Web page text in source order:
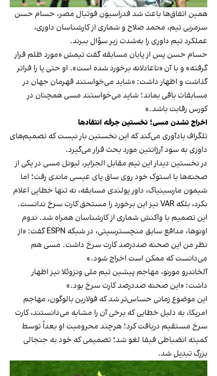
همین اتفاق‌ها باعث شد فدراسیون فوتبال مصر، حسام حسن
سرمربی تیم، محمد صلاح و شماری از کارشناسان داوری،
عملکرد تیم داوری را به‌شدت زیر سؤال ببرند.
حسام حسن پس از پایان مسابقه گفت تیمش «مورد ظلم قرار
گرفته» و با آن «ناعادلانه برخورد شده است». او حتی پا را فراتر
گذاشت و اظهار داشت: «شاید می‌خواستند قهرمان جهان در
مسابقات باقی بماند؛ شاید می‌خواستند مسی همچنان در
کورس رقابت باشد.»
اخراج نشدن مسی؛ نخستین جرقه انتقادها
تلگراف یادآوری می‌کند که این نخستین بار نیست که تصمیم‌های
داوری به سود آرژانتین مورد بحث قرار می‌گیرد.
در نخستین دیدار این تیم مقابل الجزایر، لیونل مسی در یکی از
صحنه‌ها با استوک خود روی ساق پای عیسی ماندی رفت؛ اما
شیمون مارسینیاک، داور پولندی مسابقه، نه تنها خطایی اعلام
نکرد، بلکه VAR نیز این برخورد را مستحق کارت سرخ ندانست.
این تصمیم با واکنش شماری از کارشناسان همراه شد. ندوم
اونوها، مدافع سابق منچسترسیتی، در شبکه ESPN گفت: «از
نظر من این صحنه صددرصد کارت سرخ داشت. مسی هم
می‌دانست که ممکن است اخراج شود.»
آلخاندرو مورنو، مهاجم پیشین تیم ملی ونزوئلا نیز اظهار
داشت: «این صحنه صددرصد کارت سرخ بود.»
این موضوع زمانی حساس‌تر شد که فولارین بالوگون، مهاجم
امریکا، به دلیل خطایی که برخی آن را مشابه می‌دانستند، کارت
سرخ مستقیم دریافت کرد؛ هرچند محرومیت او بعداً توسط
کمیته انضباطی فیفا لغو شد؛ تصمیمی که خود به جنجالی
بزرگ تبدیل شد.